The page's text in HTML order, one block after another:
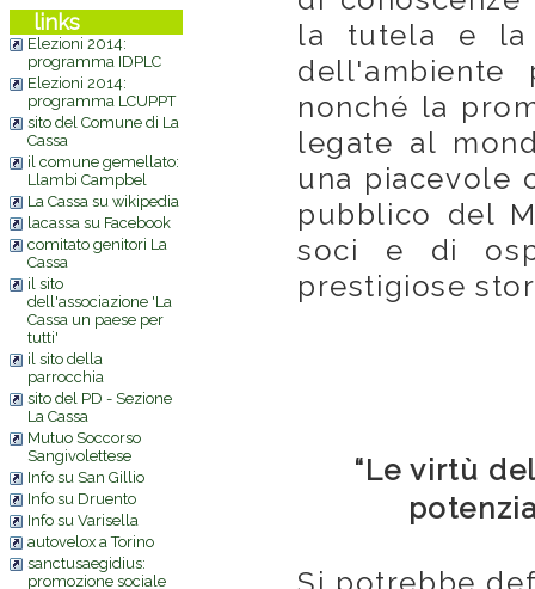
links
Elezioni 2014:
programma IDPLC
Elezioni 2014:
programma LCUPPT
sito del Comune di La
Cassa
il comune gemellato:
Llambi Campbel
La Cassa su wikipedia
lacassa su Facebook
comitato genitori La
Cassa
il sito
dell'associazione 'La
Cassa un paese per
tutti'
il sito della
parrocchia
sito del PD - Sezione
La Cassa
Mutuo Soccorso
Sangivolettese
Info su San Gillio
Info su Druento
Info su Varisella
autovelox a Torino
sanctusaegidius:
promozione sociale
la tutela e la
nonché la
legate al
una piacevole
pubblico del
soci e di
prestigiose
“Le virtù